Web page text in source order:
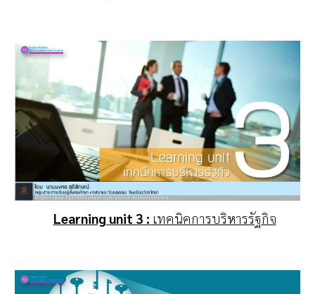
Learning unit 3 : เทคนิคการบริหารรัฐกิจ